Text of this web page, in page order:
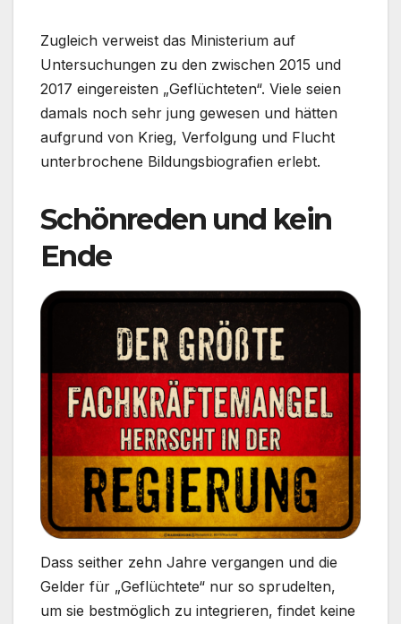
Zugleich verweist das Ministerium auf
Untersuchungen zu den zwischen 2015 und
2017 eingereisten „Geflüchteten“. Viele seien
damals noch sehr jung gewesen und hätten
aufgrund von Krieg, Verfolgung und Flucht
unterbrochene Bildungsbiografien erlebt.
Schönreden und kein
Ende
Dass seither zehn Jahre vergangen und die
Gelder für „Geflüchtete“ nur so sprudelten,
um sie bestmöglich zu integrieren, findet keine